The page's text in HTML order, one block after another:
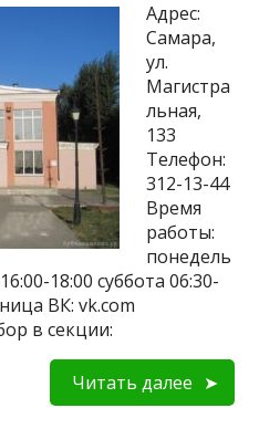
Адрес:
Самара,
ул.
Магистра
льная,
133
Телефон:
312-13-44
Время
работы:
понедель
18:00 суббота 06:30-
ВК: vk.com
в секции:
Читать далее